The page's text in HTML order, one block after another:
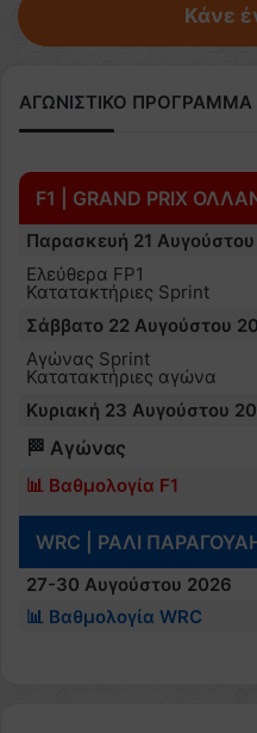
Κάνε
ΑΓΩΝΙΣΤΙΚΟ ΠΡΟΓΡΑΜΜΑ
F1 | GRAND PRIX
Παρασκευή 21
Ελεύθερα FP1
Κατατακτήριες Sprint
Σάββατο 22 Αυγούστου
Αγώνας Sprint
Κατατακτήριες αγώνα
Κυριακή 23 Αυγούστου
🏁 Αγώνας
📊 Βαθμολογία F1
WRC | ΡΑΛΙ
27-30 Αυγούστου 2026
📊 Βαθμολογία WRC